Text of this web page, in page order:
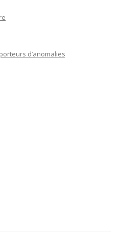
d’anomalies